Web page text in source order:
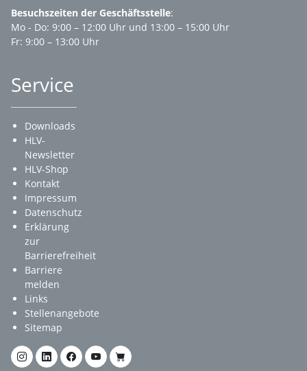
Besuchszeiten der Geschäftsstelle:
Mo - Do: 9:00 – 12:00 Uhr und 13:00 – 15:00 Uhr
Fr: 9:00 – 13:00 Uhr
Service
Downloads
HLV-
Newsletter
HLV-Shop
Kontakt
Impressum
Datenschutz
Erklärung
zur
Barrierefreiheit
Barriere
melden
Links
Stellenangebote
Sitemap